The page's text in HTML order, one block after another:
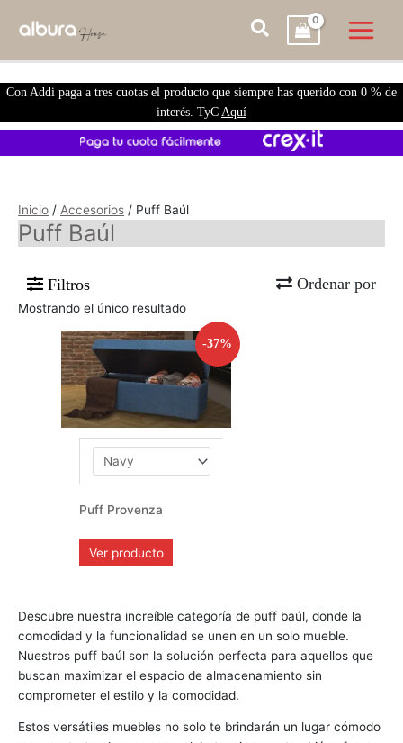
Con Addi paga a tres cuotas el producto que siempre has querido con 0 % de
interés. TyC Aquí
Inicio / Accesorios / Puff Baúl
Puff Baúl
Filtros Ordenar por
Mostrando el único resultado
-37%
Puff Provenza
Ver producto
Descubre nuestra increíble categoría de puff baúl, donde la
comodidad y la funcionalidad se unen en un solo mueble.
Nuestros puff baúl son la solución perfecta para aquellos que
buscan maximizar el espacio de almacenamiento sin
comprometer el estilo y la comodidad.
Estos versátiles muebles no solo te brindarán un lugar cómodo